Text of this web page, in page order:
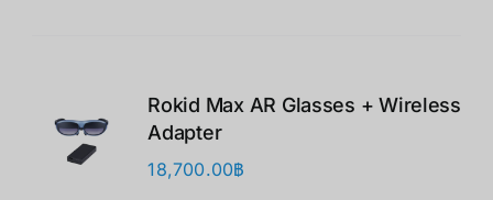
Rokid Max AR Glasses + Wireless
Adapter
18,700.00฿